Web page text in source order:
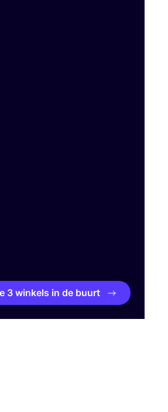
3 winkels in de buurt